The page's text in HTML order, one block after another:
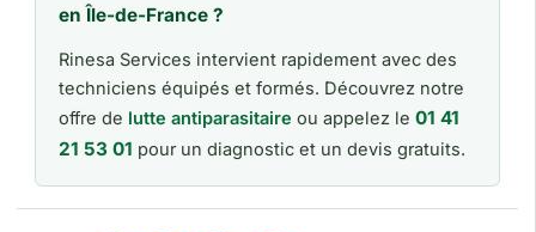
en Île-de-France ?
Rinesa Services intervient rapidement avec des
techniciens équipés et formés. Découvrez notre
offre de lutte antiparasitaire ou appelez le 01 41
21 53 01 pour un diagnostic et un devis gratuits.